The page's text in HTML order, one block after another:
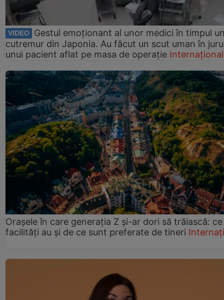
VIDEO
Gestul emoționant al unor medici în timpul
cutremur din Japonia. Au făcut un scut uman în
unui pacient aflat pe masa de operație Internațional
Orașele în care generația Z și-ar dori să trăiască: ce
facilități au și de ce sunt preferate de tineri